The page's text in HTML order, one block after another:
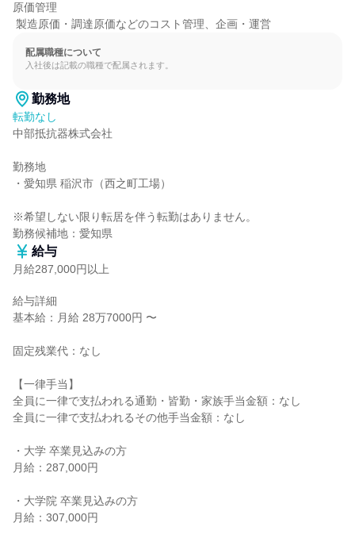
原価管理
製造原価・調達原価などのコスト管理、企画・運営
配属職種について
入社後は記載の職種で配属されます。
勤務地
転勤なし
中部抵抗器株式会社
勤務地
・愛知県 稲沢市（西之町工場）
※希望しない限り転居を伴う転勤はありません。
勤務候補地：愛知県
給与
月給287,000円以上
給与詳細
基本給：月給 28万7000円 〜
固定残業代：なし
【一律手当】
全員に一律で支払われる通勤・皆勤・家族手当金額：なし
全員に一律で支払われるその他手当金額：なし
・大学 卒業見込みの方
月給：287,000円
・大学院 卒業見込みの方
月給：307,000円